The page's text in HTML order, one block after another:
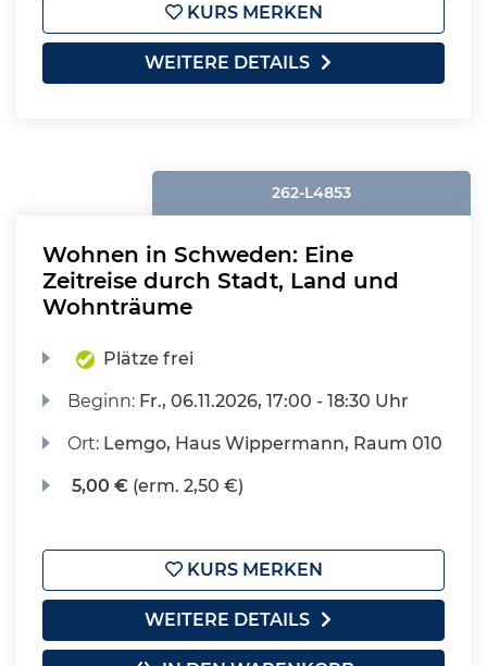
KURS MERKEN
WEITERE DETAILS
262-L4853
Wohnen in Schweden: Eine
Zeitreise durch Stadt, Land und
Wohnträume
Plätze frei
Beginn: Fr., 06.11.2026, 17:00 - 18:30 Uhr
Ort: Lemgo, Haus Wippermann, Raum 010
5,00 € (erm. 2,50 €)
KURS MERKEN
WEITERE DETAILS